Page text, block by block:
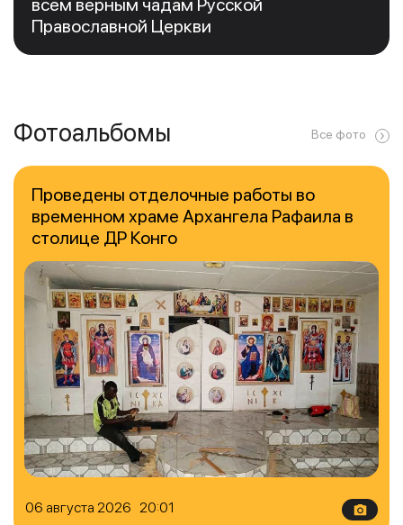
всем верным чадам Русской
Православной Церкви
Фотоальбомы Все фото
06 августа 2026 20:01
Проведены отделочные работы во
временном храме Архангела Рафаила в
столице ДР Конго